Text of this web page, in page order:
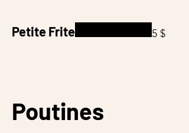
Petite Frite 5 $
Poutines